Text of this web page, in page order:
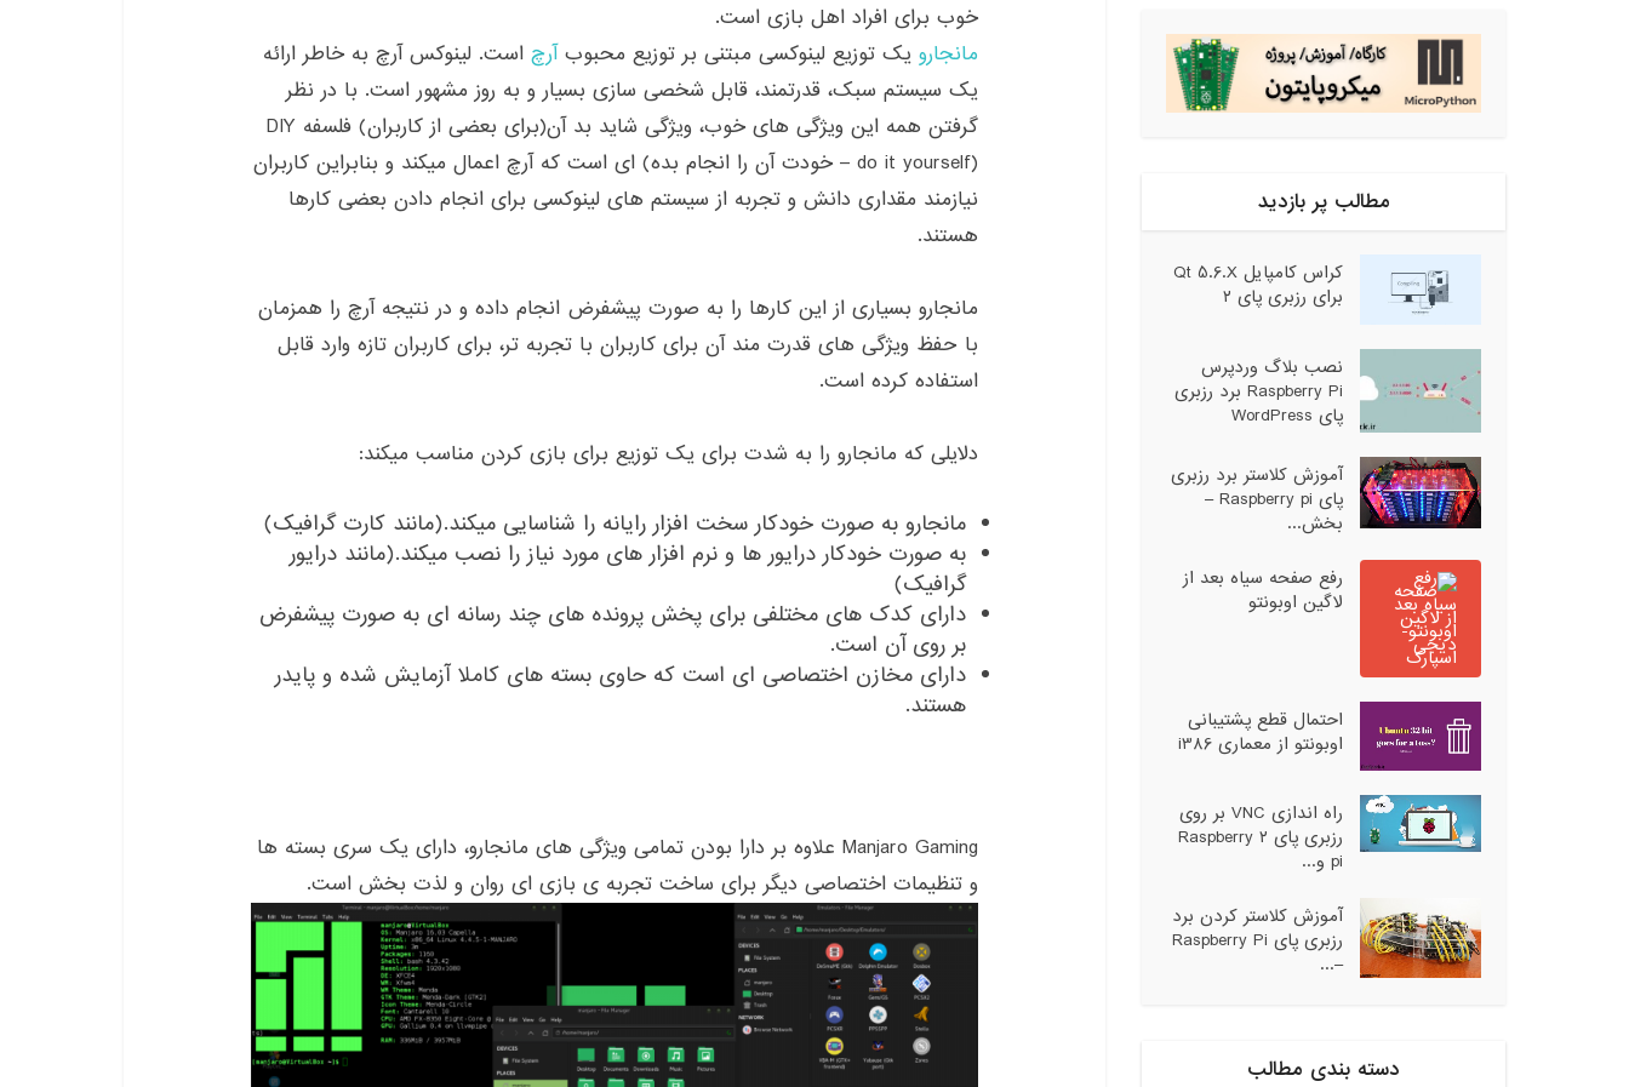
خوب برای افراد اهل بازی است.
مانجارو یک توزیع لینوکسی مبتنی بر توزیع محبوبآرچ است. لینوکس آرچ به خاطر ارائه
یک سیستم سبک، قدرتمند، قابل شخصی سازی بسیار و به روز مشهور است. با در نظر
گرفتن همه این ویژگی های خوب، ویژگی شاید بد آن(برای بعضی از کاربران) فلسفه DIY
(do it yourself – خودت آن را انجام بده) ای است که آرچ اعمال میکند و بنابراین کاربران
نیازمند مقداری دانش و تجربه از سیستم های لینوکسی برای انجام دادن بعضی کارها
هستند.
مانجارو بسیاری از این کارها را به صورت پیشفرض انجام داده و در نتیجه آرچ را همزمان
با حفظ ویژگی های قدرت مند آن برای کاربران با تجربه تر، برای کاربران تازه وارد قابل
استفاده کرده است.
دلایلی که مانجارو را به شدت برای یک توزیع برای بازی کردن مناسب میکند:
مانجارو به صورت خودکار سخت افزار رایانه را شناسایی میکند.(مانند کارت گرافیک)
به صورت خودکار درایور ها و نرم افزار های مورد نیاز را نصب میکند.(مانند درایور
گرافیک)
دارای کدک های مختلفی برای پخش پرونده های چند رسانه ای به صورت پیشفرض
بر روی آن است.
دارای مخازن اختصاصی ای است که حاوی بسته های کاملا آزمایش شده و پایدر
هستند.
Manjaro Gaming علاوه بر دارا بودن تمامی ویژگی های مانجارو، دارای یک سری بسته ها
و تنظیمات اختصاصی دیگر برای ساخت تجربه ی بازی ای روان و لذت بخش است.
مطالب پر بازدید
کراس کامپایل Qt 5.6.X
برای رزبری پای ۲
نصب بلاگ وردپرس
Raspberry Pi برد رزبری
پای WordPress
آموزش کلاستر برد رزبری
پای Raspberry pi –
بخش...
رفع صفحه سیاه بعد از
لاگین اوبونتو
احتمال قطع پشتیبانی
اوبونتو از معماری i386
راه اندازی VNC بر روی
رزبری پای ۲ Raspberry
pi و...
آموزش کلاستر کردن برد
رزبری پای Raspberry Pi
–...
دسته بندی مطالب